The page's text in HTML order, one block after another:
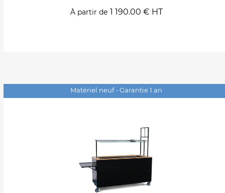
À partir de 1 190.00 € HT
Matériel neuf - Garantie 1 an